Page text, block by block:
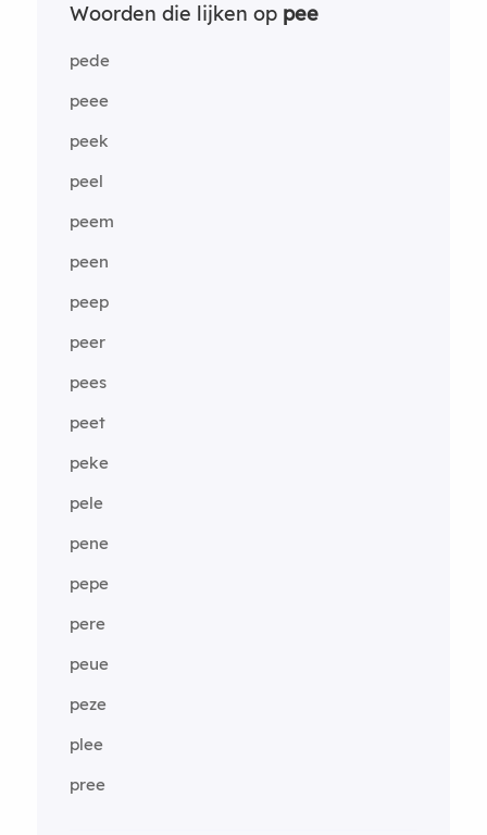
Woorden die lijken op pee
pede
peee
peek
peel
peem
peen
peep
peer
pees
peet
peke
pele
pene
pepe
pere
peue
peze
plee
pree